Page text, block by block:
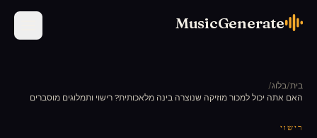
MusicGenerate
בית/בלוג/
האם אתה יכול למכור מוזיקה שנוצרה בינה מלאכותית? רישוי ותמלוגים מוסברים
רישוי